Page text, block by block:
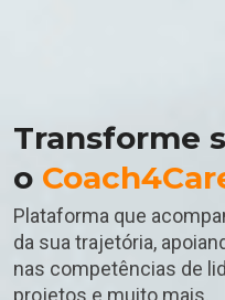
Transforme
o
Plataforma que
da sua trajetória,
nas competências de
projetos e muito mais.